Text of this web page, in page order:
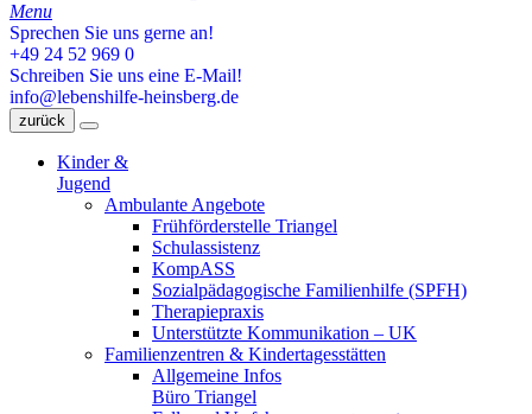
Menu
Sprechen Sie uns gerne an!
+49 24 52 969 0
Schreiben Sie uns eine E-Mail!
info@lebenshilfe-heinsberg.de
zurück
Kinder &
Jugend
Ambulante Angebote
Frühförderstelle Triangel
Schulassistenz
KompASS
Sozialpädagogische Familienhilfe (SPFH)
Therapiepraxis
Unterstützte Kommunikation – UK
Familienzentren & Kindertagesstätten
Allgemeine Infos
Büro Triangel